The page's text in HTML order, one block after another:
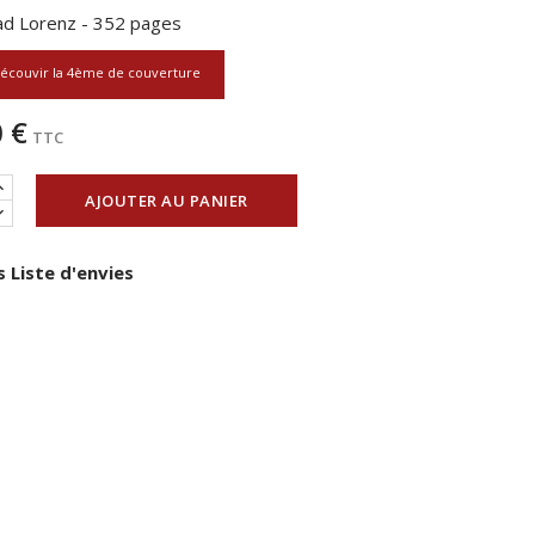
Lorenz - 352 pages
la 4ème de couverture
€ TTC
AJOUTER AU PANIER
Liste d'envies